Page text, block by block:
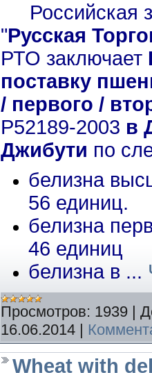
Российская
"Русская
РТО заключает
поставку
/ первого /
Р52189-2003 в
Джибути по
белизна
56 единиц.
белизна
46 единиц
белизна в ...
Просмотров: 1939 |
16.06.2014 |
Wheat with